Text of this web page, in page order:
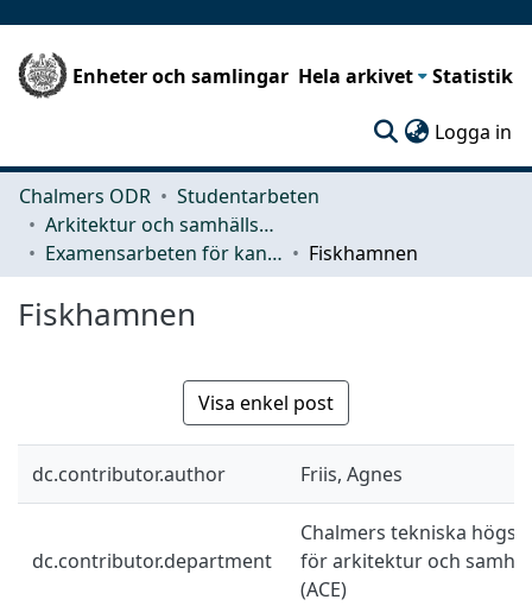
Enheter och samlingar Hela arkivet Statistik
Logga in
Chalmers ODR
Studentarbeten
Arkitektur och samhällsbyggnadsteknik (ACE)
Examensarbeten för kandidatexamen
Fiskhamnen
Fiskhamnen
Visa enkel post
dc.contributor.author Friis, Agnes
dc.contributor.department
Chalmers tekniska
för arkitektur och
(ACE)